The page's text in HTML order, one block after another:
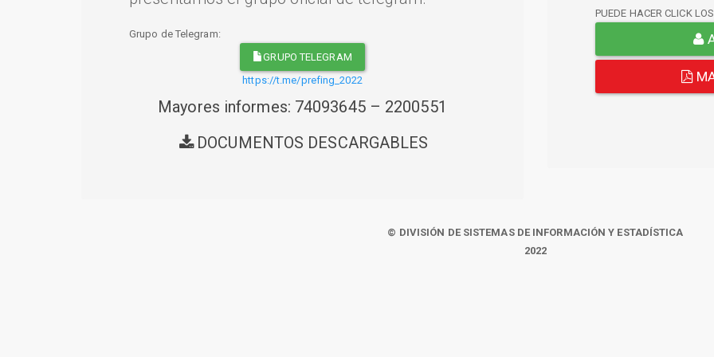
Grupo de Telegram:
GRUPO TELEGRAM
https://t.me/prefing_2022
Mayores informes: 74093645 – 2200551
DOCUMENTOS DESCARGABLES
PUEDE HACER CLICK
© DIVISIÓN DE SISTEMAS DE INFORMACIÓN Y ESTADÍSTICA
2022